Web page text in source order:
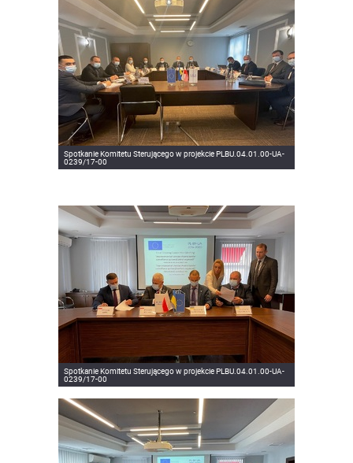
Spotkanie Komitetu Sterującego w projekcie PLBU.04.01.00-UA-
0239/17-00
Spotkanie Komitetu Sterującego w projekcie PLBU.04.01.00-UA-
0239/17-00